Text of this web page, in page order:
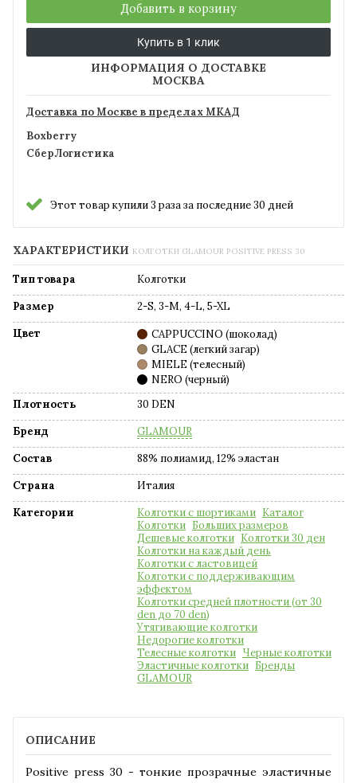
Добавить в корзину
Купить в 1 клик
ИНФОРМАЦИЯ О ДОСТАВКЕ
МОСКВА
Доставка по Москве в пределах МКАД
Boxberry
СберЛогистика
Этот товар купили 3 раза за последние 30 дней
ХАРАКТЕРИСТИКИ КОЛГОТКИ GLAMOUR POSITIVE PRESS 30
Тип товара
Колготки
Размер
2-S, 3-M, 4-L, 5-XL
Цвет
CAPPUCCINO (шоколад)
GLACE (легкий загар)
MIELE (телесный)
NERO (черный)
Плотность
30 DEN
Бренд
GLAMOUR
Состав
88% полиамид, 12% эластан
Страна
Италия
Категории
Колготки с шортиками Каталог
Колготки Больших размеров
Дешевые колготки Колготки 30 ден
Колготки на каждый день
Колготки с ластовицей
Колготки с поддерживающим
эффектом
Колготки средней плотности (от 30
den до 70 den)
Утягивающие колготки
Недорогие колготки
Телесные колготки Черные колготки
Эластичные колготки Бренды
GLAMOUR
ОПИСАНИЕ
Positive press 30 - тонкие прозрачные эластичные